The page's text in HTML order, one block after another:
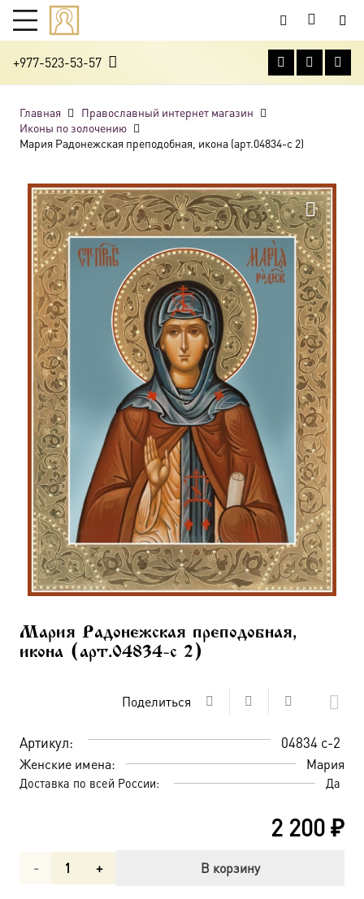
+977-523-53-57
Главная
Православный интернет магазин
Иконы по золочению
Мария Радонежская преподобная, икона (арт.04834-с 2)
Мария Радонежская преподобная,
икона (арт.04834-с 2)
Поделиться
Артикул: 04834 с-2
Женские имена: Мария
Доставка по всей России: Да
2 200₽
Количество
В корзину